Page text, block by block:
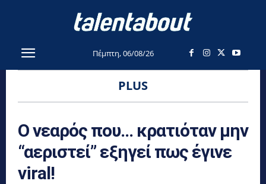
Πέμπτη, 06/08/26
PLUS
Ο νεαρός που… κρατιόταν μην
“αεριστεί” εξηγεί πως έγινε
viral!